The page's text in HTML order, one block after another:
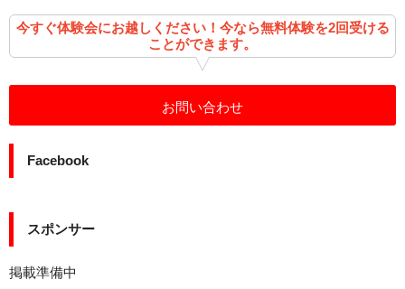
今すぐ体験会にお越しください！今なら無料体験を2回受ける
ことができます。
お問い合わせ
Facebook
スポンサー
掲載準備中